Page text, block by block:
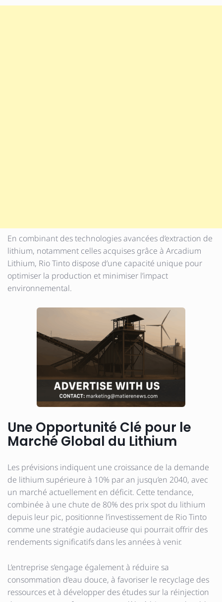
En combinant des technologies avancées d’extraction de
lithium, notamment celles acquises grâce à Arcadium
Lithium, Rio Tinto dispose d’une capacité unique pour
optimiser la production et minimiser l’impact
environnemental.
Une Opportunité Clé pour le
Marché Global du Lithium
Les prévisions indiquent une croissance de la demande
de lithium supérieure à 10% par an jusqu’en 2040, avec
un marché actuellement en déficit. Cette tendance,
combinée à une chute de 80% des prix spot du lithium
depuis leur pic, positionne l’investissement de Rio Tinto
comme une stratégie audacieuse qui pourrait offrir des
rendements significatifs dans les années à venir.
L’entreprise s’engage également à réduire sa
consommation d’eau douce, à favoriser le recyclage des
ressources et à développer des études sur la réinjection